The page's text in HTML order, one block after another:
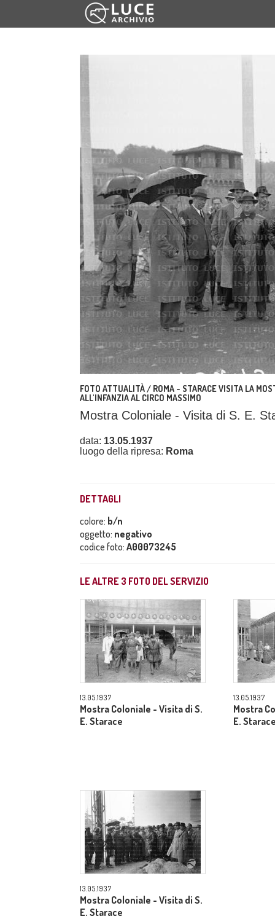
FOTO ATTUALITÀ / ROMA - STARACE VISITA LA
ALL'INFANZIA AL CIRCO MASSIMO
Mostra Coloniale - Visita di S. E.
data: 13.05.1937
luogo della ripresa: Roma
DETTAGLI
colore: b/n
oggetto: negativo
codice foto: A00073245
LE ALTRE 3 FOTO DEL SERVIZIO
13.05.1937
Mostra Coloniale - Visita di S.
E. Starace
13.05.1937
Mostra
E.
13.05.1937
Mostra Coloniale - Visita di S.
E. Starace